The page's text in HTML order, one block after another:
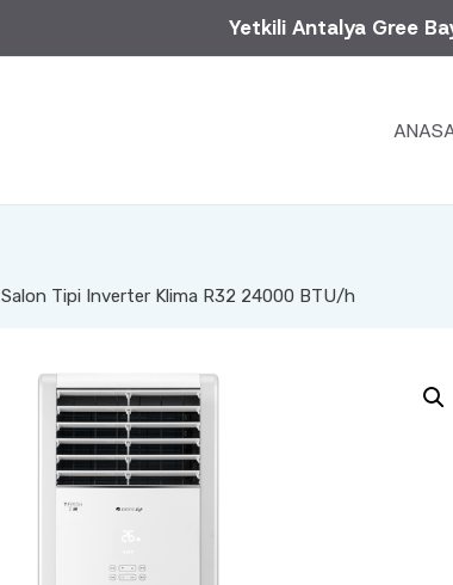
Yetkili Antalya Gree
Salon Tipi Inverter Klima R32 24000 BTU/h